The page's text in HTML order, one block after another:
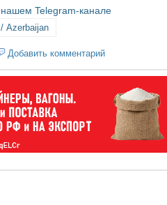
Telegram-канале
Azerbaijan
Добавить комментарий